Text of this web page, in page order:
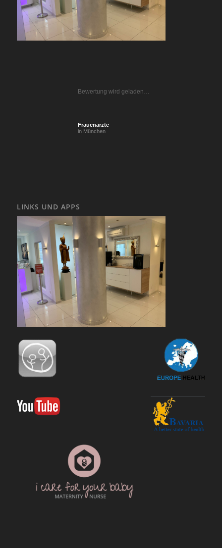
Bewertung wird geladen…
Frauenärzte
in München
LINKS UND APPS